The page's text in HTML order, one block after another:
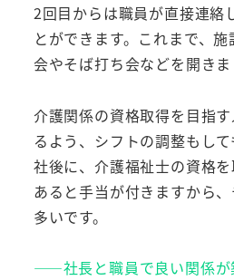
2回目からは職員が直接連絡
とができます。これまで、
会やそば打ち会などを開きま
介護関係の資格取得を目指
るよう、シフトの調整もし
社後に、介護福祉士の資格
あると手当が付きますから
多いです。
――社長と職員で良い関係が